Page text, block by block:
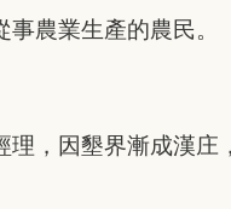
農業生產的農民。
，因墾界漸成漢庄